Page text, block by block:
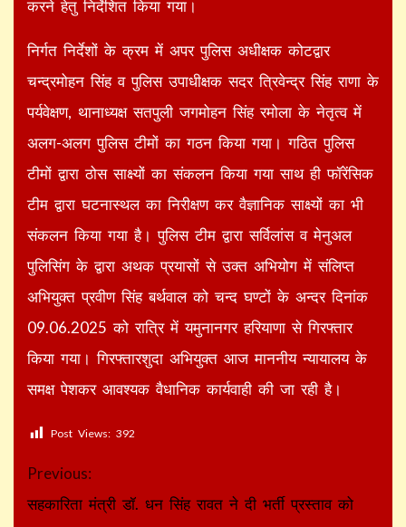
करने हेतु निर्देशित किया गया।
निर्गत निर्देशों के क्रम में अपर पुलिस अधीक्षक कोटद्वार
चन्द्रमोहन सिंह व पुलिस उपाधीक्षक सदर त्रिवेन्द्र सिंह राणा के
पर्यवेक्षण, थानाध्यक्ष सतपुली जगमोहन सिंह रमोला के नेतृत्व में
अलग-अलग पुलिस टीमों का गठन किया गया। गठित पुलिस
टीमों द्वारा ठोस साक्ष्यों का संकलन किया गया साथ ही फॉरेंसिक
टीम द्वारा घटनास्थल का निरीक्षण कर वैज्ञानिक साक्ष्यों का भी
संकलन किया गया है। पुलिस टीम द्वारा सर्विलांस व मेनुअल
पुलिसिंग के द्वारा अथक प्रयासों से उक्त अभियोग में संलिप्त
अभियुक्त प्रवीण सिंह बर्थवाल को चन्द घण्टों के अन्दर दिनांक
09.06.2025 को रात्रि में यमुनानगर हरियाणा से गिरफ्तार
किया गया। गिरफ्तारशुदा अभियुक्त आज माननीय न्यायालय के
समक्ष पेशकर आवश्यक वैधानिक कार्यवाही की जा रही है।
Post Views: 392
Continue
Reading
Previous:
सहकारिता मंत्री डॉ. धन सिंह रावत ने दी भर्ती प्रस्ताव को